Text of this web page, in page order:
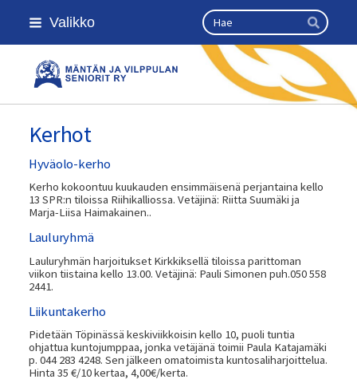
Siirry
sivun
Valikko Haku
Hae
Kansallinen senioriliitto
Kerhot
Hyväolo-kerho
Kerho kokoontuu kuukauden ensimmäisenä perjantaina kello
13 SPR:n tiloissa Riihikalliossa. Vetäjinä: Riitta Suumäki ja
Marja-Liisa Haimakainen..
Lauluryhmä
Lauluryhmän harjoitukset Kirkkiksellä tiloissa parittoman
viikon tiistaina kello 13.00. Vetäjinä: Pauli Simonen puh.050 558
2441.
Liikuntakerho
Pidetään Töpinässä keskiviikkoisin kello 10, puoli tuntia
ohjattua kuntojumppaa, jonka vetäjänä toimii Paula Katajamäki
p. 044 283 4248. Sen jälkeen omatoimista kuntosaliharjoittelua.
Hinta 35 €/10 kertaa, 4,00€/kerta.